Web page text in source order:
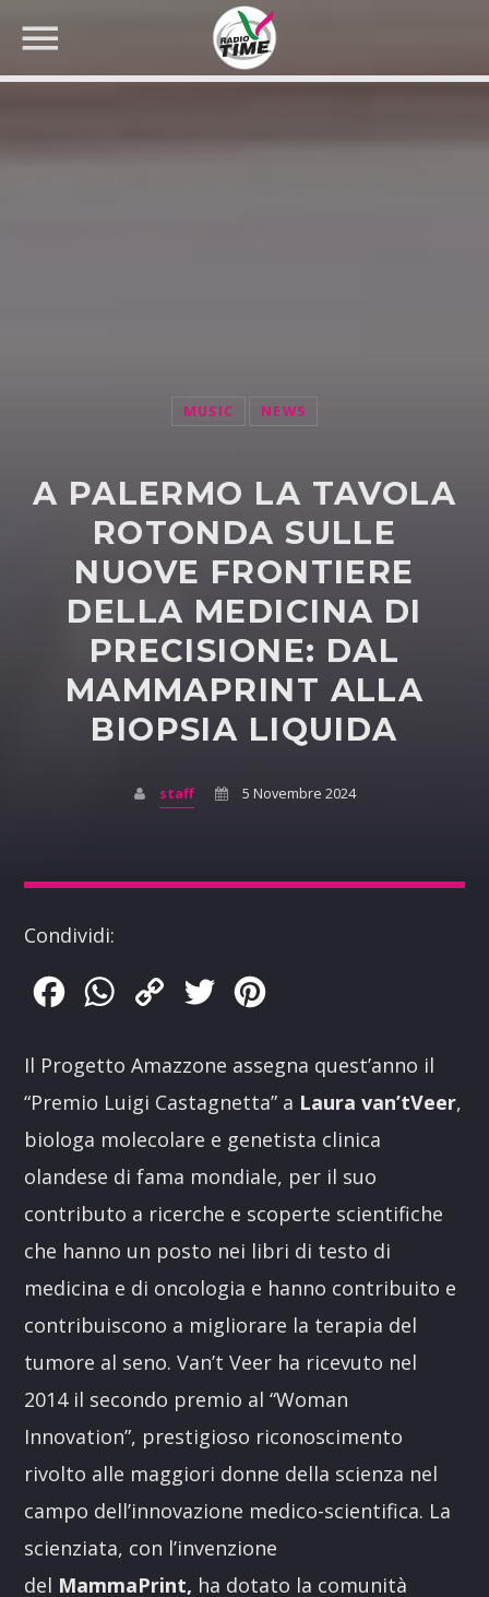
MUSIC NEWS
A PALERMO LA TAVOLA
ROTONDA SULLE
NUOVE FRONTIERE
DELLA MEDICINA DI
PRECISIONE: DAL
MAMMAPRINT ALLA
BIOPSIA LIQUIDA
staff 5 Novembre 2024
Condividi:
FacebookWhatsApp
Copy
Twitter
Il Progetto Amazzone assegna quest’anno il
“Premio Luigi Castagnetta” a Laura van’tVeer,
biologa molecolare e genetista clinica
olandese di fama mondiale, per il suo
contributo a ricerche e scoperte scientifiche
che hanno un posto nei libri di testo di
medicina e di oncologia e hanno contribuito e
contribuiscono a migliorare la terapia del
tumore al seno. Van’t Veer ha ricevuto nel
2014 il secondo premio al “Woman
Innovation”, prestigioso riconoscimento
rivolto alle maggiori donne della scienza nel
campo dell’innovazione medico-scientifica. La
scienziata, con l’invenzione
del MammaPrint, ha dotato la comunità